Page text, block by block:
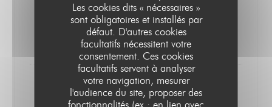
Les cookies dits « nécessaires »
sont obligatoires et installés par
défaut. D'autres cookies
facultatifs nécessitent votre
consentement. Ces cookies
facultatifs servent à analyser
votre navigation, mesurer
l'audience du site, proposer des
fonctionnalités (ex : en lien avec
Fromage blanc et coulis de
framboise
7,00 EUR
Salade de fruits
10,00 EUR